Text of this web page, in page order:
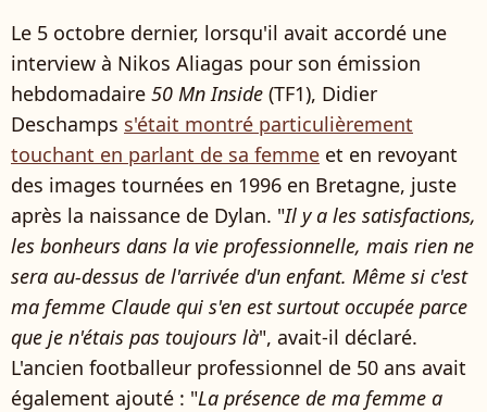
Le 5 octobre dernier, lorsqu'il avait accordé une
interview à Nikos Aliagas pour son émission
hebdomadaire 50 Mn Inside (TF1), Didier
Deschamps s'était montré particulièrement
touchant en parlant de sa femme et en revoyant
des images tournées en 1996 en Bretagne, juste
après la naissance de Dylan. "Il y a les satisfactions,
les bonheurs dans la vie professionnelle, mais rien ne
sera au-dessus de l'arrivée d'un enfant. Même si c'est
ma femme Claude qui s'en est surtout occupée parce
que je n'étais pas toujours là", avait-il déclaré.
L'ancien footballeur professionnel de 50 ans avait
également ajouté : "La présence de ma femme a